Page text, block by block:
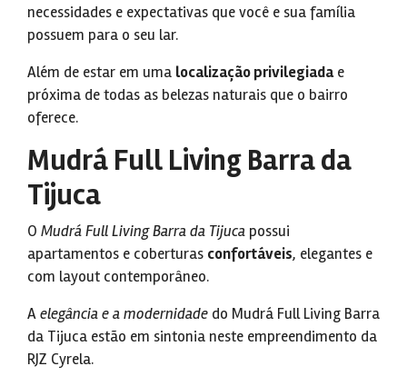
necessidades e expectativas que você e sua família
possuem para o seu lar.
Além de estar em uma localização privilegiadae
próxima de todas as belezas naturais que o bairro
oferece.
Mudrá Full Living Barra da
Tijuca
O Mudrá Full Living Barra da Tijuca possui
apartamentos e coberturas confortáveis, elegantes e
com layout contemporâneo.
Aelegância e a modernidade do Mudrá Full Living Barra
da Tijuca estão em sintonia neste empreendimento da
RJZ Cyrela.